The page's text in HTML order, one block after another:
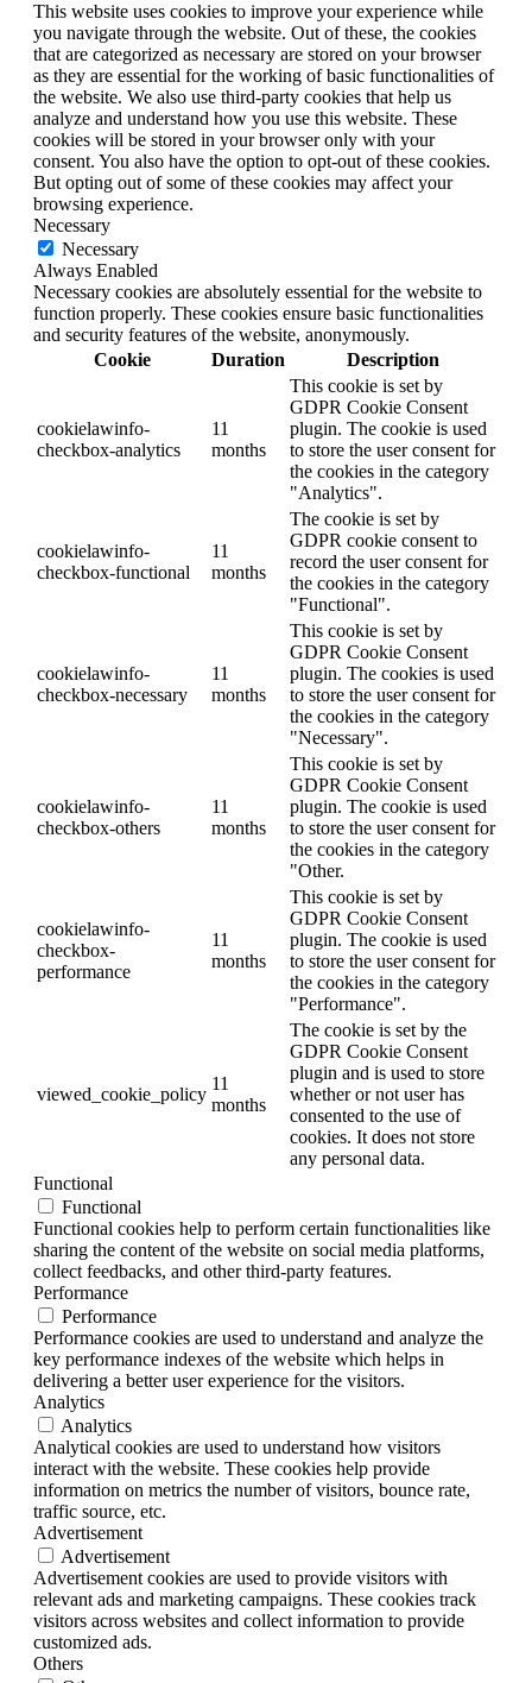
This website uses cookies to improve your experience while
you navigate through the website. Out of these, the cookies
that are categorized as necessary are stored on your browser
as they are essential for the working of basic functionalities of
the website. We also use third-party cookies that help us
analyze and understand how you use this website. These
cookies will be stored in your browser only with your
consent. You also have the option to opt-out of these cookies.
But opting out of some of these cookies may affect your
browsing experience.
Necessary
Necessary
Always Enabled
Necessary cookies are absolutely essential for the website to
function properly. These cookies ensure basic functionalities
and security features of the website, anonymously.
Cookie
Duration Description
cookielawinfo-
checkbox-analytics
11
months
This cookie is set by
GDPR Cookie Consent
plugin. The cookie is used
to store the user consent for
the cookies in the category
"Analytics".
cookielawinfo-
checkbox-functional
11
months
The cookie is set by
GDPR cookie consent to
record the user consent for
the cookies in the category
"Functional".
cookielawinfo-
checkbox-necessary
11
months
This cookie is set by
GDPR Cookie Consent
plugin. The cookies is used
to store the user consent for
the cookies in the category
"Necessary".
cookielawinfo-
checkbox-others
11
months
This cookie is set by
GDPR Cookie Consent
plugin. The cookie is used
to store the user consent for
the cookies in the category
"Other.
cookielawinfo-
checkbox-
performance
11
months
This cookie is set by
GDPR Cookie Consent
plugin. The cookie is used
to store the user consent for
the cookies in the category
"Performance".
viewed_cookie_policy
11
months
The cookie is set by the
GDPR Cookie Consent
plugin and is used to store
whether or not user has
consented to the use of
cookies. It does not store
any personal data.
Functional
Functional
Functional cookies help to perform certain functionalities like
sharing the content of the website on social media platforms,
collect feedbacks, and other third-party features.
Performance
Performance
Performance cookies are used to understand and analyze the
key performance indexes of the website which helps in
delivering a better user experience for the visitors.
Analytics
Analytics
Analytical cookies are used to understand how visitors
interact with the website. These cookies help provide
information on metrics the number of visitors, bounce rate,
traffic source, etc.
Advertisement
Advertisement
Advertisement cookies are used to provide visitors with
relevant ads and marketing campaigns. These cookies track
visitors across websites and collect information to provide
customized ads.
Others